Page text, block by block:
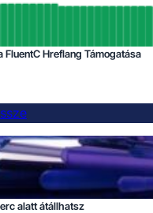
FluentC Hreflang Támogatása
alatt átállhatsz